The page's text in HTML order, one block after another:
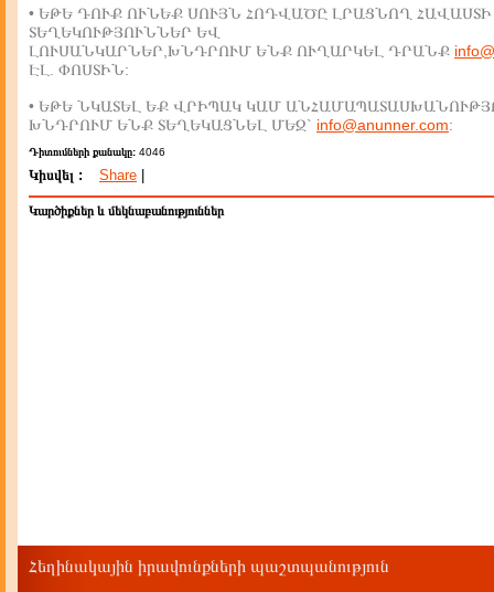
• ԵԹԵ ԴՈՒՔ ՈՒՆԵՔ ՍՈՒՅՆ ՀՈԴՎԱԾԸ ԼՐԱՑՆՈՂ ՀԱՎԱՍՏԻ
ՏԵՂԵԿՈՒԹՅՈՒՆՆԵՐ ԵՎ
ԼՈՒՍԱՆԿԱՐՆԵՐ,ԽՆԴՐՈՒՄ ԵՆՔ ՈՒՂԱՐԿԵԼ ԴՐԱՆՔ
ԷԼ. ՓՈՍՏԻՆ:
• ԵԹԵ ՆԿԱՏԵԼ ԵՔ ՎՐԻՊԱԿ ԿԱՄ
ԽՆԴՐՈՒՄ ԵՆՔ ՏԵՂԵԿԱՑՆԵԼ ՄԵԶ` info@anunner.com:
Դիտումների քանակը: 4046
Կիսվել : Share
Կարծիքներ և մեկնաբանություններ
Հեղինակային իրավունքների պաշտպանություն